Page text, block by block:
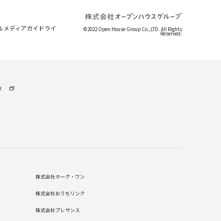
メディアガイドライ ©2022 Open House Group Co.,LTD. All Rights
Reserved.
株式会社ホーク・ワン
株式会社おうちリンク
株式会社プレサンス